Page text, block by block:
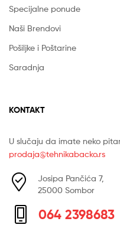
Specijalne ponude
Naši Brendovi
Pošiljke i Poštarine
Saradnja
KONTAKT
U slučaju da imate neko
prodaja@tehnikabacko.rs
Josipa Pančića 7,
25000 Sombor
064 2398683